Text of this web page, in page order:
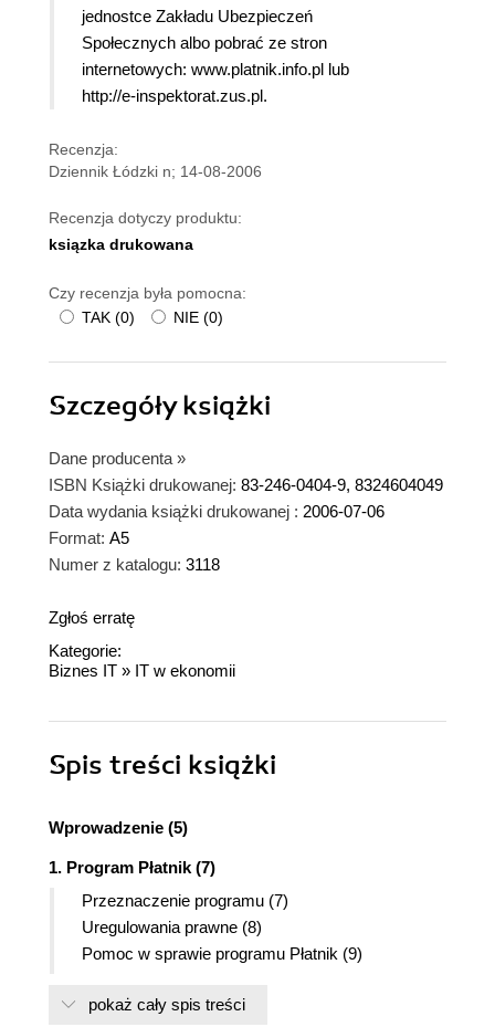
jednostce Zakładu Ubezpieczeń
Społecznych albo pobrać ze stron
internetowych: www.platnik.info.pl lub
http://e-inspektorat.zus.pl.
Recenzja:
Dziennik Łódzki n; 14-08-2006
Recenzja dotyczy produktu:
ksiązka drukowana
Czy recenzja była pomocna:
TAK (0) NIE (0)
Szczegółyksiążki
Dane producenta »
ISBN Książki drukowanej: 83-246-0404-9, 8324604049
Data wydania książki drukowanej : 2006-07-06
Format: A5
Numer z katalogu: 3118
Zgłoś erratę
Kategorie:
Biznes IT » IT w ekonomii
Spis treści książki
Wprowadzenie (5)
1. Program Płatnik (7)
Przeznaczenie programu (7)
Uregulowania prawne (8)
Pomoc w sprawie programu Płatnik (9)
Skróty klawiszowe używane w programie (15)
pokaż cały spis treści